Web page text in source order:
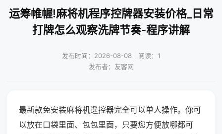
运筹帷幄!麻将机程序控牌器安装价格_日常
打牌怎么观察洗牌节奏-程序讲解
发布时间：2026-08-08｜阅读：1
发布者：友客网
最新款免安装麻将机遥控器完全可以单人操作。你可
以放在口袋里面、包包里面，只要您方便放哪都可